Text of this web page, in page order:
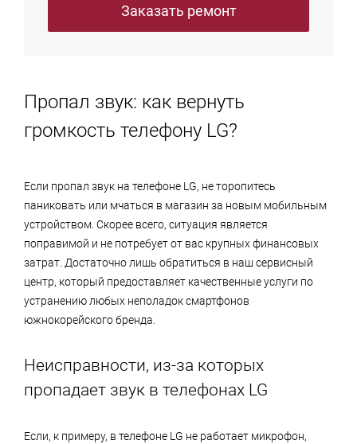
Заказать ремонт
Пропал звук: как вернуть
громкость телефону LG?
Если пропал звук на телефоне LG, не торопитесь
паниковать или мчаться в магазин за новым мобильным
устройством. Скорее всего, ситуация является
поправимой и не потребует от вас крупных финансовых
затрат. Достаточно лишь обратиться в наш сервисный
центр, который предоставляет качественные услуги по
устранению любых неполадок смартфонов
южнокорейского бренда.
Неисправности, из-за которых
пропадает звук в телефонах LG
Если, к примеру, в телефоне LG не работает микрофон,